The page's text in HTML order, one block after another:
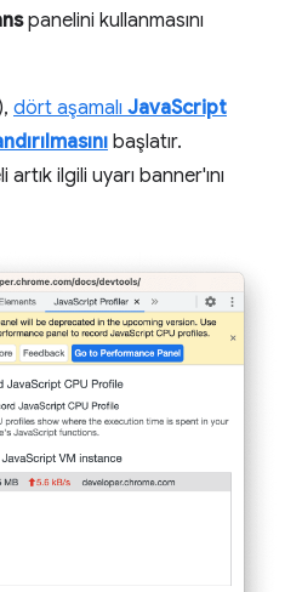
panelini kullanmasını
dört aşamalı JavaScript
başlatır.
artık ilgili uyarı banner'ını